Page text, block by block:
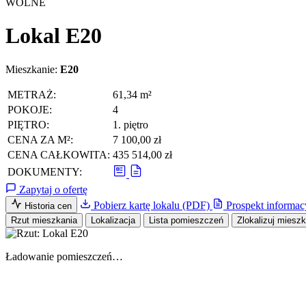
WOLNE
Lokal E20
Mieszkanie: E20
METRAŻ:
61,34 m²
POKOJE:
4
PIĘTRO:
1. piętro
CENA ZA M²:
7 100,00 zł
CENA CAŁKOWITA: 435 514,00 zł
DOKUMENTY:
Zapytaj o ofertę
Historia cen Pobierz kartę lokalu (PDF) Prospekt
Rzut mieszkania Lokalizacja Lista pomieszczeń Zlokalizuj
Ładowanie pomieszczeń…